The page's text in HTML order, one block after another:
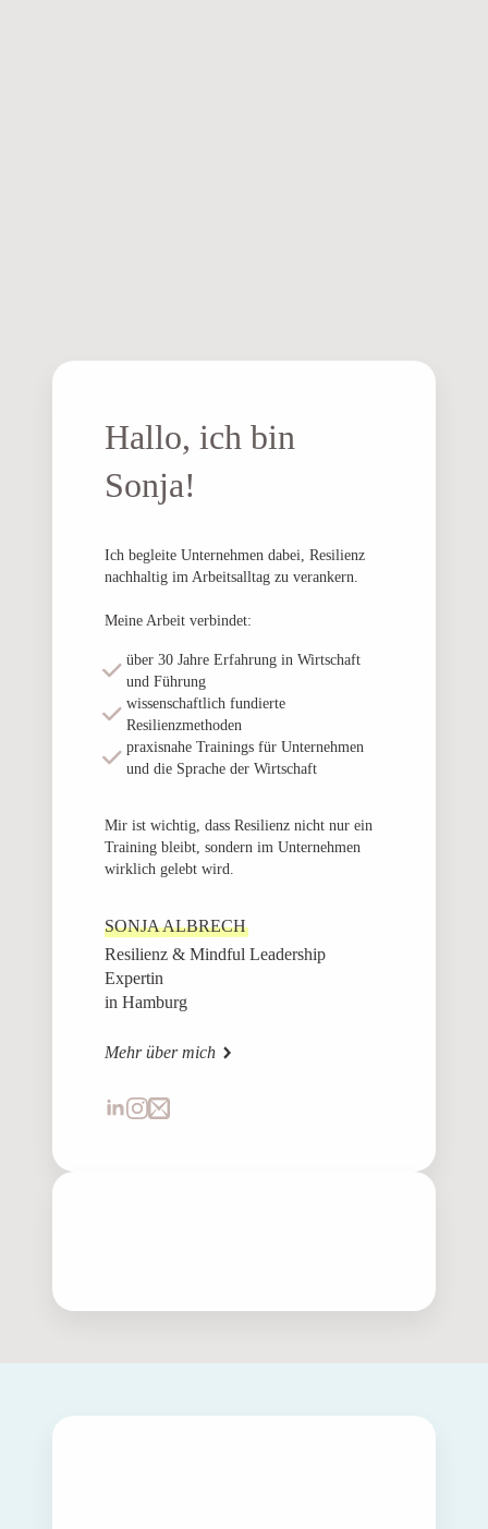
Hallo, ich bin
Sonja!
Ich begleite Unternehmen dabei, Resilienz
nachhaltig im Arbeitsalltag zu verankern.
Meine Arbeit verbindet:
über 30 Jahre Erfahrung in Wirtschaft
und Führung
wissenschaftlich fundierte
Resilienzmethoden
praxisnahe Trainings für Unternehmen
und die Sprache der Wirtschaft
Mir ist wichtig, dass Resilienz nicht nur ein
Training bleibt, sondern im Unternehmen
wirklich gelebt wird.
SONJA ALBRECH
Resilienz & Mindful Leadership
Expertin
in Hamburg
Mehr über mich